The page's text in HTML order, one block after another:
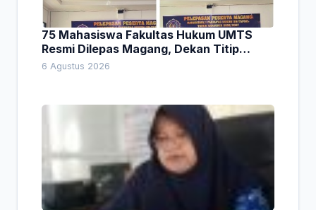
75 Mahasiswa Fakultas Hukum UMTS
Resmi Dilepas Magang, Dekan Titip
Empat Pesan Penting
6 Agustus 2026